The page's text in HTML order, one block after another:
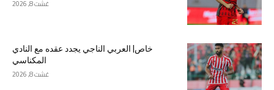
غشت 8, 2026
خاص| العربي الناجي يجدد عقده مع النادي
المكناسي
غشت 8, 2026